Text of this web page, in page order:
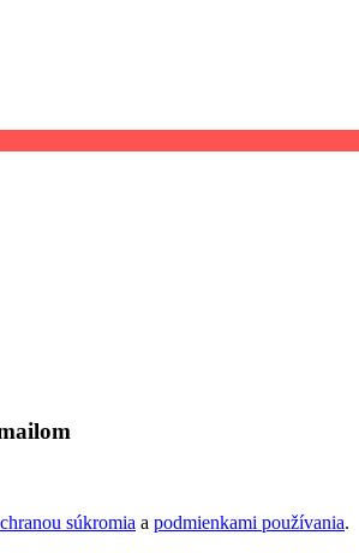
súkromia a podmienkami používania.